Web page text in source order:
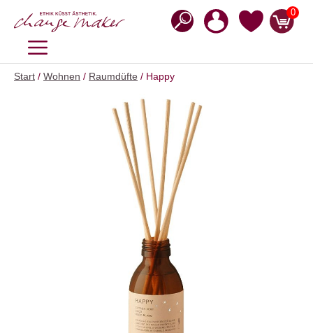
Inhalt
0
MENÜ
Start / Wohnen / Raumdüfte / Happy